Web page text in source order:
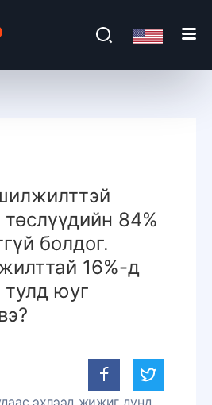
84%
болдог.
16%-д
юуг
эхлээд жижиг дунд